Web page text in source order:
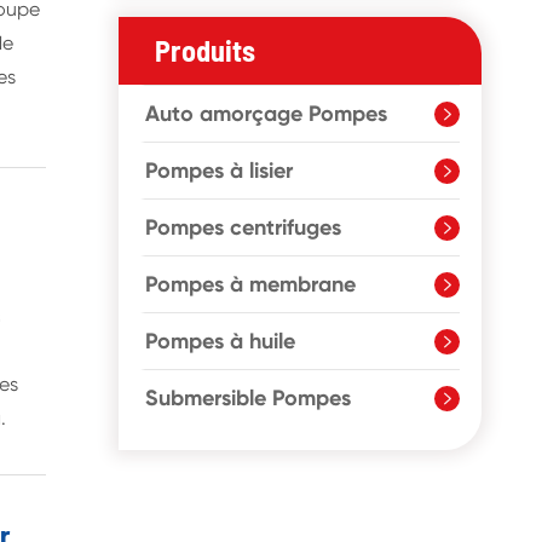
Produits
Auto amorçage Pompes 
Pompes à lisier 
Pompes centrifuges 
Pompes à membrane 
Pompes à huile 
Submersible Pompes 